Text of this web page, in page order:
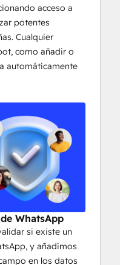
acceso a
potentes
Cualquier
como añadir o
automáticamente
WhatsApp
si existe un
y añadimos
en los datos